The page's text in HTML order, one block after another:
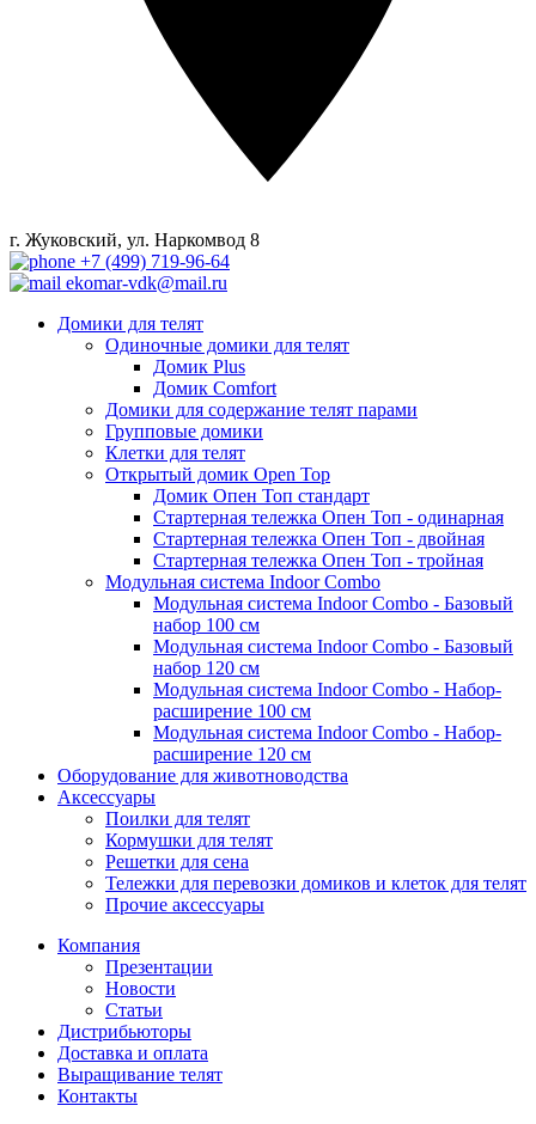
г. Жуковский, ул. Наркомвод 8
+7 (499) 719-96-64
ekomar-vdk@mail.ru
Домики для телят
Одиночные домики для телят
Домик Plus
Домик Comfort
Домики для содержание телят парами
Групповые домики
Клетки для телят
Открытый домик Open Top
Домик Опен Топ стандарт
Стартерная тележка Опен Топ - одинарная
Стартерная тележка Опен Топ - двойная
Стартерная тележка Опен Топ - тройная
Модульная система Indoor Combo
Модульная система Indoor Combo - Базовый
набор 100 см
Модульная система Indoor Combo - Базовый
набор 120 см
Модульная система Indoor Combo - Набор-
расширение 100 см
Модульная система Indoor Combo - Набор-
расширение 120 см
Оборудование для животноводства
Аксессуары
Поилки для телят
Кормушки для телят
Решетки для сена
Тележки для перевозки домиков и клеток для телят
Прочие аксессуары
Компания
Презентации
Новости
Статьи
Дистрибьюторы
Доставка и оплата
Выращивание телят
Контакты